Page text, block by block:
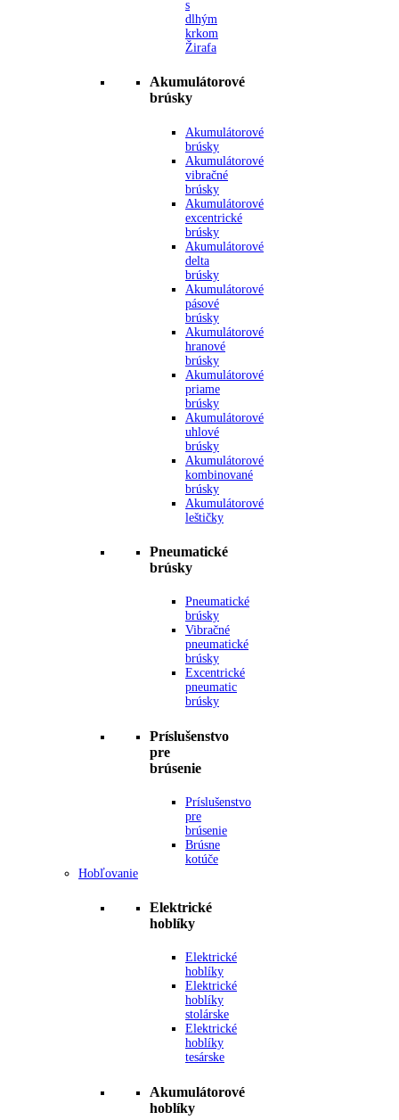
s
dlhým
krkom
Žirafa
Akumulátorové
brúsky
Akumulátorové
brúsky
Akumulátorové
vibračné
brúsky
Akumulátorové
excentrické
brúsky
Akumulátorové
delta
brúsky
Akumulátorové
pásové
brúsky
Akumulátorové
hranové
brúsky
Akumulátorové
priame
brúsky
Akumulátorové
uhlové
brúsky
Akumulátorové
kombinované
brúsky
Akumulátorové
leštičky
Pneumatické
brúsky
Pneumatické
brúsky
Vibračné
pneumatické
brúsky
Excentrické
pneumatic
brúsky
Príslušenstvo
pre
brúsenie
Príslušenstvo
pre
brúsenie
Brúsne
kotúče
Hobľovanie
Elektrické
hoblíky
Elektrické
hoblíky
Elektrické
hoblíky
stolárske
Elektrické
hoblíky
tesárske
Akumulátorové
hoblíky